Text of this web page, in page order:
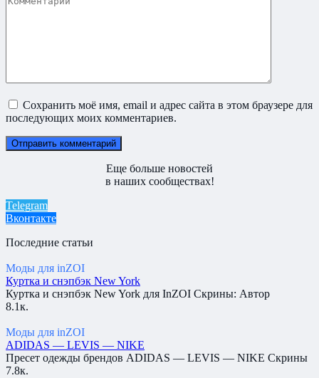
Сохранить моё имя, email и адрес сайта в этом браузере для
последующих моих комментариев.
Еще больше новостей
в наших сообществах!
Telegram
Вконтакте
Последние статьи
Моды для inZOI
Куртка и снэпбэк New York
Куртка и снэпбэк New York для InZOI Скрины: Автор
8.1к.
Моды для inZOI
ADIDAS — LEVIS — NIKE
Пресет одежды брендов ADIDAS — LEVIS — NIKE Скрины
7.8к.